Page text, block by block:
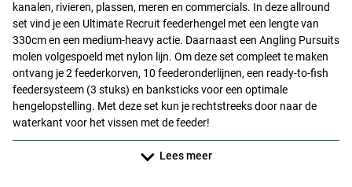
kanalen, rivieren, plassen, meren en commercials. In deze allround
set vind je een Ultimate Recruit feederhengel met een lengte van
330cm en een medium-heavy actie. Daarnaast een Angling Pursuits
molen volgespoeld met nylon lijn. Om deze set compleet te maken
ontvang je 2 feederkorven, 10 feederonderlijnen, een ready-to-fish
feedersysteem (3 stuks) en banksticks voor een optimale
hengelopstelling. Met deze set kun je rechtstreeks door naar de
waterkant voor het vissen met de feeder!
Lees meer